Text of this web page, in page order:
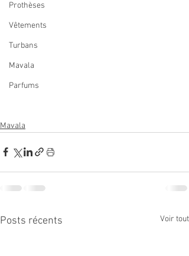
Prothèses
Vêtements
Turbans
Mavala
Parfums
Mavala
Posts récents Voir tout